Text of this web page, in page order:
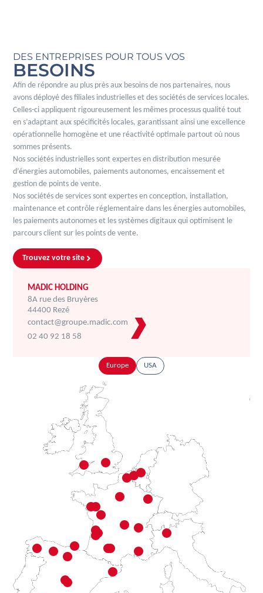
Europe USA
DES ENTREPRISES POUR TOUS VOS
BESOINS
Afin de répondre au plus près aux besoins de nos partenaires, nous
avons déployé des filiales industrielles et des sociétés de services locales.
Celles-ci appliquent rigoureusement les mêmes processus qualité tout
en s’adaptant aux spécificités locales, garantissant ainsi une excellence
opérationnelle homogène et une réactivité optimale partout où nous
sommes présents.
Nos sociétés industrielles sont expertes en distribution mesurée
d’énergies automobiles, paiements autonomes, encaissement et
gestion de points de vente.
Nos sociétés de services sont expertes en conception, installation,
maintenance et contrôle réglementaire dans les énergies automobiles,
les paiements autonomes et les systèmes digitaux qui optimisent le
parcours client sur les points de vente.
Trouvez votre site
MADIC HOLDING
8A rue des Bruyères
44400 Rezé
contact@groupe.madic.com
02 40 92 18 58